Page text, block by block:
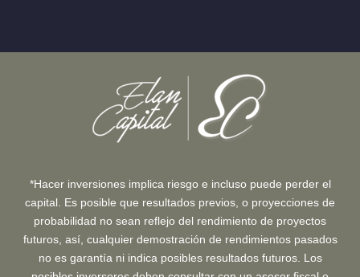
*Hacer inversiones implica riesgo e incluso puede perder el
capital. Es posible que resultados previos, o proyecciones de
probabilidad no sean reflejo del rendimiento de proyectos
futuros, así, cualquier demostración de rendimientos pasados
no es garantía ni indica posibles resultados futuros. Los